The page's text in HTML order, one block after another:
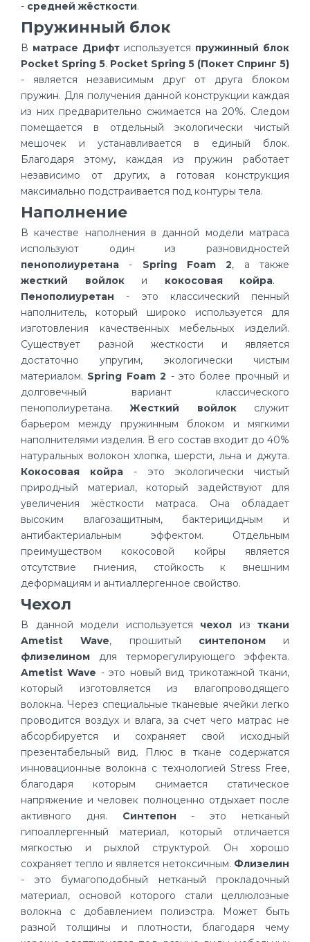
- средней жёсткости.
Пружинный блок
В матрасе Дрифт используется пружинный блок
Pocket Spring 5. Pocket Spring 5 (Покет Спринг 5)
- является независимым друг от друга блоком
пружин. Для получения данной конструкции каждая
из них предварительно сжимается на 20%. Следом
помещается в отдельный экологически чистый
мешочек и устанавливается в единый блок.
Благодаря этому, каждая из пружин работает
независимо от других, а готовая конструкция
максимально подстраивается под контуры тела.
Наполнение
В качестве наполнения в данной модели матраса
используют один из разновидностей
пенополиуретана- Spring Foam 2, а также
жесткий войлоки кокосовая койра.
Пенополиуретан- это классический пенный
наполнитель, который широко используется для
изготовления качественных мебельных изделий.
Существует разной жесткости и является
достаточно упругим, экологически чистым
материалом. Spring Foam 2 - это более прочный и
долговечный вариант классического
пенополиуретана. Жесткий войлокслужит
барьером между пружинным блоком и мягкими
наполнителями изделия. В его состав входит до 40%
натуральных волокон хлопка, шерсти, льна и джута.
Кокосовая койра - это экологически чистый
природный материал, который задействуют для
увеличения жёсткости матраса. Она обладает
высоким влагозащитным, бактерицидным и
антибактериальным эффектом. Отдельным
преимуществом кокосовой койры является
отсутствие гниения, стойкость к внешним
деформациям и антиаллергенное свойство.
Чехол
В данной модели используется чехол из ткани
Ametist Wave, прошитый синтепоном и
флизелином для терморегулирующего эффекта.
Ametist Wave - это новый вид трикотажной ткани,
который изготовляется из влагопроводящего
волокна. Через специальные тканевые ячейки легко
проводится воздух и влага, за счет чего матрас не
абсорбируется и сохраняет свой исходный
презентабельный вид. Плюс в ткане содержатся
инновационные волокна с технологией Stress Free,
благодаря которым снимается статическое
напряжение и человек полноценно отдыхает после
активного дня. Синтепон- это нетканый
гипоаллергенный материал, который отличается
мягкостью и рыхлой структурой. Он хорошо
сохраняет тепло и является нетоксичным. Флизелин
- это бумагоподобный нетканый прокладочный
материал, основой которого стали целлюлозные
волокна с добавлением полиэстра. Может быть
разной толщины и плотности, благодаря чему